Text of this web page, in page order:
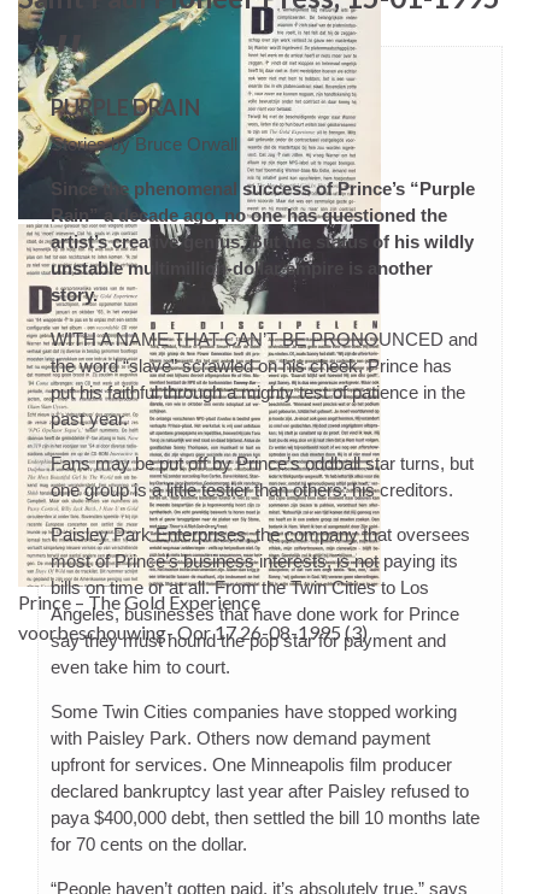
Prince – The Gold Experience
voorbeschouwing- Oor 17 26-08-1995 (2)
Prince – The Gold Experience
voorbeschouwing- Oor 17 26-08-1995 (3)
PURPLE DRAIN
Stories by Bruce Orwall
Since the phenomenal success of Prince’s “Purple
Rain” a decade ago, no one has questioned the
artist’s creative genius. But the status of his wildly
unstable multimillion-dollar empire is another
story.
WITH A NAME THAT CAN’T BE PRONOUNCED and
the word “slave” scrawled on his cheek, Prince has
put his faithful through a mighty test of patience in the
past year.
Fans may be put off by Prince’s oddball star turns, but
one group is a little testier than others: his creditors.
Paisley Park Enterprises, the company that oversees
most of Prince’s business interests, is not paying its
bills on time or at all. From the Twin Cities to Los
Angeles, businesses that have done work for Prince
say they must hound the pop star for payment and
even take him to court.
Some Twin Cities companies have stopped working
with Paisley Park. Others now demand payment
upfront for services. One Minneapolis film producer
declared bankruptcy last year after Paisley refused to
paya $400,000 debt, then settled the bill 10 months late
for 70 cents on the dollar.
“People haven’t gotten paid, it’s absolutely true,” says